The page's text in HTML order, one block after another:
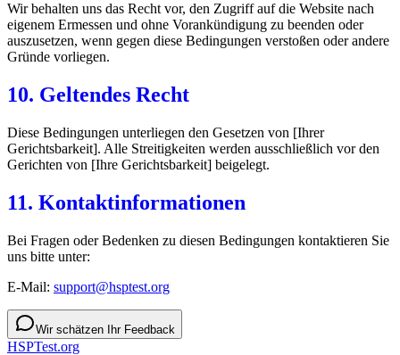
Wir behalten uns das Recht vor, den Zugriff auf die Website nach
eigenem Ermessen und ohne Vorankündigung zu beenden oder
auszusetzen, wenn gegen diese Bedingungen verstoßen oder andere
Gründe vorliegen.
10. Geltendes Recht
Diese Bedingungen unterliegen den Gesetzen von [Ihrer
Gerichtsbarkeit]. Alle Streitigkeiten werden ausschließlich vor den
Gerichten von [Ihre Gerichtsbarkeit] beigelegt.
11. Kontaktinformationen
Bei Fragen oder Bedenken zu diesen Bedingungen kontaktieren Sie
uns bitte unter:
E-Mail: support@hsptest.org
Wir schätzen Ihr Feedback
HSPTest.org